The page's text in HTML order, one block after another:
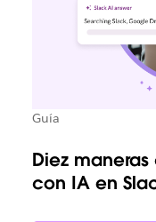
Guía
Diez
con IA en